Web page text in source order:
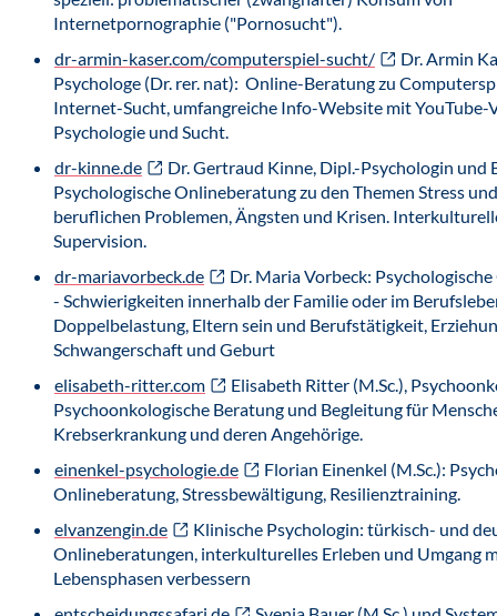
Internetpornographie ("Pornosucht").
dr-armin-kaser.com/computerspiel-sucht/
Dr. Armin
Psychologe (Dr. rer. nat): Online-Beratung zu
Internet-Sucht, umfangreiche Info-Website mit YouTube-
Psychologie und Sucht.
dr-kinne.de
Dr. Gertraud Kinne, Dipl.-Psychologin und
Psychologische Onlineberatung zu den Themen Stress
beruflichen Problemen, Ängsten und Krisen.
Supervision.
dr-mariavorbeck.de
Dr. Maria Vorbeck:
- Schwierigkeiten innerhalb der Familie oder im
Doppelbelastung, Eltern sein und Berufstätigkeit,
Schwangerschaft und Geburt
elisabeth-ritter.com
Elisabeth Ritter (M.Sc.),
Psychoonkologische Beratung und Begleitung für
Krebserkrankung und deren Angehörige.
einenkel-psychologie.de
Florian Einenkel (M.Sc.):
Onlineberatung, Stressbewältigung, Resilienztraining.
elvanzengin.de
Klinische Psychologin: türkisch- und
Onlineberatungen, interkulturelles Erleben und Umgang
Lebensphasen verbessern